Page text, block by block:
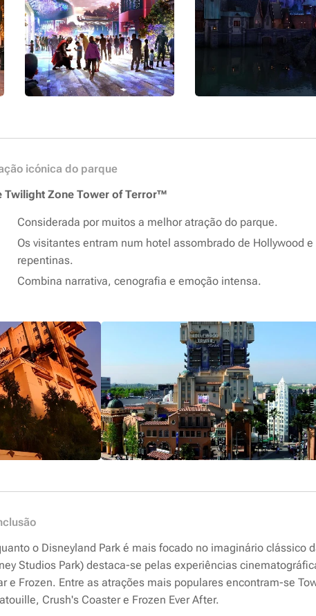
icónica do parque
Twilight Zone Tower of Terror™
Considerada por muitos a melhor atração do parque.
Os visitantes entram num hotel assombrado de Hollywood
repentinas.
Combina narrativa, cenografia e emoção intensa.
o Disneyland Park é mais focado no imaginário clássico
Studios Park) destaca-se pelas experiências
e Frozen. Entre as atrações mais populares encontram-se
Crush's Coaster e Frozen Ever After.